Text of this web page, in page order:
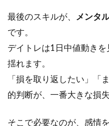
最後のスキルが、
メンタ
です。
デイトレは1日中値動き
揺れます。
「損を取り返したい」「
的判断が、一番大きな損
そこで必要なのが、感情